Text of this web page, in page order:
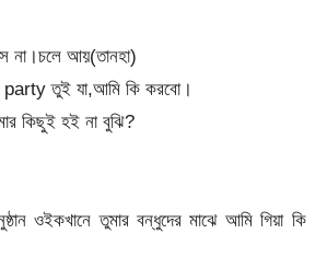
না।চলে আয়(তানহা)
তুই যা,আমি কি করবো।
কিছুই হই না বুঝি?
ওইকখানে তুমার বন্ধুদের মাঝে আমি গিয়া কি